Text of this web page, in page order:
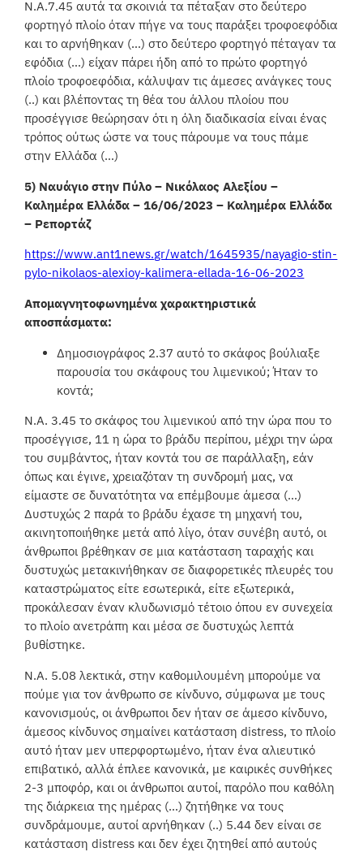
Ν.Α.7.45 αυτά τα σκοινιά τα πέταξαν στο δεύτερο
φορτηγό πλοίο όταν πήγε να τους παράξει τροφοεφόδια
και το αρνήθηκαν (…) στο δεύτερο φορτηγό πέταγαν τα
εφόδια (…) είχαν πάρει ήδη από το πρώτο φορτηγό
πλοίο τροφοεφόδια, κάλυψαν τις άμεσες ανάγκες τους
(..) και βλέποντας τη θέα του άλλου πλοίου που
προσέγγισε θεώρησαν ότι η όλη διαδικασία είναι ένας
τρόπος ούτως ώστε να τους πάρουμε να τους πάμε
στην Ελλάδα (…)
5) Ναυάγιο στην Πύλο – Νικόλαος Αλεξίου –
Καλημέρα Ελλάδα – 16/06/2023 – Καλημέρα Ελλάδα
– Ρεπορτάζ
https://www.ant1news.gr/watch/1645935/nayagio-stin-
pylo-nikolaos-alexioy-kalimera-ellada-16-06-2023
Απομαγνητοφωνημένα χαρακτηριστικά
αποσπάσματα:
Δημοσιογράφος 2.37 αυτό το σκάφος βούλιαξε
παρουσία του σκάφους του λιμενικού; Ήταν το
κοντά;
Ν.Α. 3.45 το σκάφος του λιμενικού από την ώρα που το
προσέγγισε, 11 η ώρα το βράδυ περίπου, μέχρι την ώρα
του συμβάντος, ήταν κοντά του σε παράλλαξη, εάν
όπως και έγινε, χρειαζόταν τη συνδρομή μας, να
είμαστε σε δυνατότητα να επέμβουμε άμεσα (…)
Δυστυχώς 2 παρά το βράδυ έχασε τη μηχανή του,
ακινητοποιήθηκε μετά από λίγο, όταν συνέβη αυτό, οι
άνθρωποι βρέθηκαν σε μια κατάσταση ταραχής και
δυστυχώς μετακινήθηκαν σε διαφορετικές πλευρές του
καταστρώματος είτε εσωτερικά, είτε εξωτερικά,
προκάλεσαν έναν κλυδωνισμό τέτοιο όπου εν συνεχεία
το πλοίο ανετράπη και μέσα σε δυστυχώς λεπτά
βυθίστηκε.
Ν.Α. 5.08 λεκτικά, στην καθομιλουμένη μπορούμε να
πούμε για τον άνθρωπο σε κίνδυνο, σύμφωνα με τους
κανονισμούς, οι άνθρωποι δεν ήταν σε άμεσο κίνδυνο,
άμεσος κίνδυνος σημαίνει κατάσταση distress, το πλοίο
αυτό ήταν μεν υπερφορτωμένο, ήταν ένα αλιευτικό
επιβατικό, αλλά έπλεε κανονικά, με καιρικές συνθήκες
2-3 μποφόρ, και οι άνθρωποι αυτοί, παρόλο που καθόλη
της διάρκεια της ημέρας (…) ζητήθηκε να τους
συνδράμουμε, αυτοί αρνήθηκαν (..) 5.44 δεν είναι σε
κατάσταση distress και δεν έχει ζητηθεί από αυτούς